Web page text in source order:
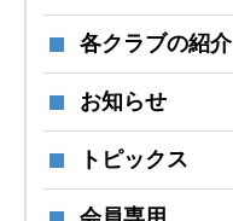
各クラブの紹介
お知らせ
トピックス